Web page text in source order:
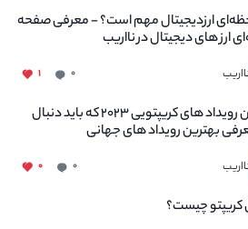
ارزدیجیتال مهم است؟ - معرفی صفحه
ارز های دیجیتال در نااریب
۰ ۱
مهم ترین رویداد های کریپتویی ۲۰۲۳ که باید دنبال
بهترین رویداد های جهانی
۰ ۰
چیست؟